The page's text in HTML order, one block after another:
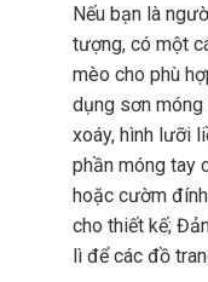
Nếu bạn là
tượng, có một
mèo cho phù
dụng sơn
xoáy, hình lưỡi
phần móng tay
hoặc cườm
cho thiết kế;
lì để các đồ